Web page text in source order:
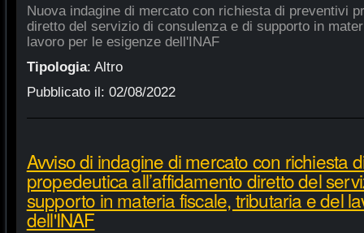
Nuova indagine di mercato con richiesta di preventivi
diretto del servizio di consulenza e di supporto in
lavoro per le esigenze dell'INAF
Tipologia: Altro
Pubblicato il: 02/08/2022
Avviso di indagine di mercato con richiesta
propedeutica all’affidamento diretto del
supporto in materia fiscale, tributaria e del
dell'INAF